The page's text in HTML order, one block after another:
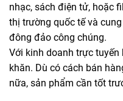
nhạc, sách điện tử, hoặc
thị trường quốc tế và
đông đảo công chúng.
Với kinh doanh trực
khăn. Dù có cách bán
nữa, sản phẩm cần tốt